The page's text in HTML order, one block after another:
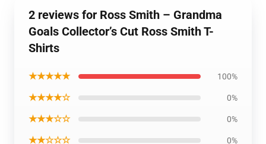
2 reviews for Ross Smith – Grandma
Goals Collector’s Cut Ross Smith T-
Shirts
★★★★★ 100%
★★★★☆ 0%
★★★☆☆ 0%
★★☆☆☆ 0%